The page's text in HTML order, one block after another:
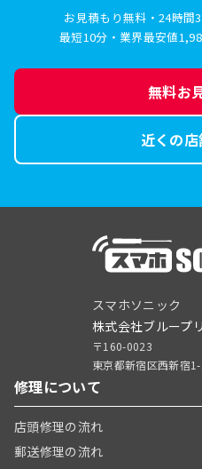
お見積もり無料・24時間
最短10分・業界最安値
無料お
近くの
スマホソニック
株式会社ブループ
〒160-0023
東京都新宿区西新宿
修理について
店頭修理の流れ
郵送修理の流れ